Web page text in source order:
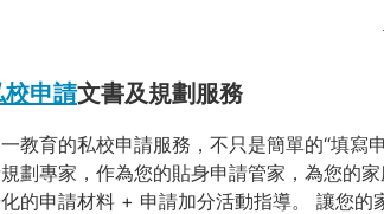
校申請文書及規劃服務
教育的私校申請服務，不只是簡單的“填寫
劃專家，作為您的貼身申請管家，為您的
的申請材料 + 申請加分活動指導。 讓您的